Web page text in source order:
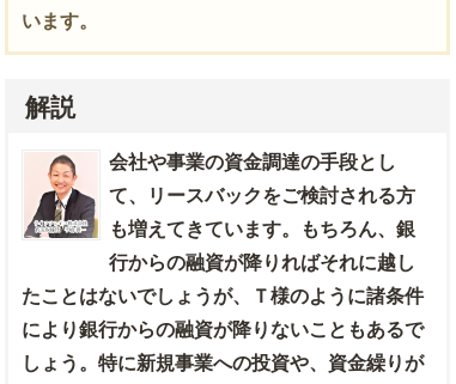
います。
解説
会社や事業の資金調達の手段とし
て、リースバックをご検討される方
も増えてきています。もちろん、銀
行からの融資が降りればそれに越し
たことはないでしょうが、Ｔ様のように諸条件
により銀行からの融資が降りないこともあるで
しょう。特に新規事業への投資や、資金繰りが